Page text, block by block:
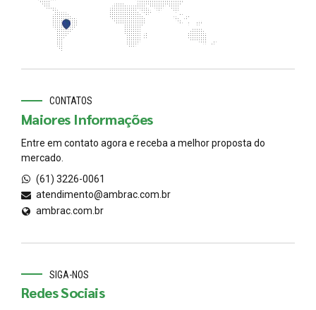
CONTATOS
Maiores Informações
Entre em contato agora e receba a melhor proposta do
mercado.
(61) 3226-0061
atendimento@ambrac.com.br
ambrac.com.br
SIGA-NOS
Redes Sociais